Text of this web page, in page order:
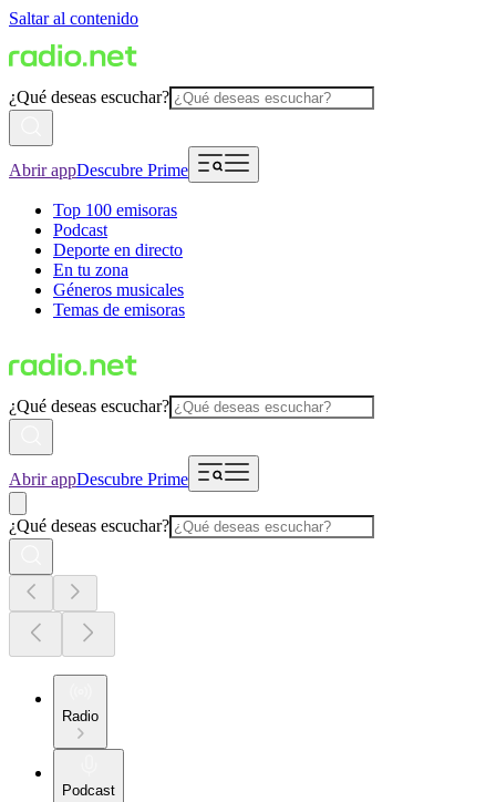
Saltar al contenido
¿Qué deseas escuchar?
Abrir appDescubre Prime
Top 100 emisoras
Podcast
Deporte en directo
En tu zona
Géneros musicales
Temas de emisoras
¿Qué deseas escuchar?
Abrir appDescubre Prime
¿Qué deseas escuchar?
Radio
Podcast